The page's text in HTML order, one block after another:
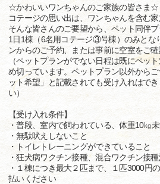
☆かわいいワンちゃんのご家族の皆さま☆
コテージの思い出は、ワンちゃんを含む家
そんな皆さんのご要望から、ペット同伴プ
1日1棟（6名用コテージ③号棟）のみとな
ンからのご予約、または事前に空室をご確
（ペットプランがでない日程は既にペッ
め切っています。ペットプラン以外から
ット希望」と記載されても受け入れはで
い）
【受け入れ条件】
・普段、室内で飼われている、体重10㎏
・無駄吠えしないこと
・トイレトレーニングができていること
・狂犬病ワクチン接種、混合ワクチン接
・１棟につき最大２匹まで、１匹3000円
払いください